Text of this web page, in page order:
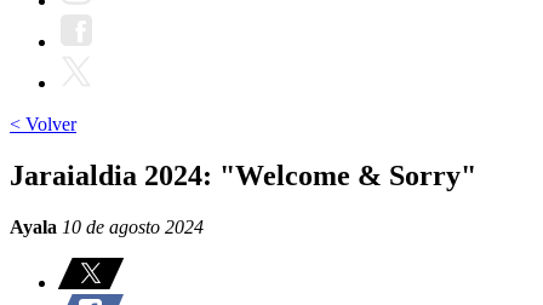
< Volver
Jaraialdia 2024: "Welcome & Sorry"
Ayala 10 de agosto 2024